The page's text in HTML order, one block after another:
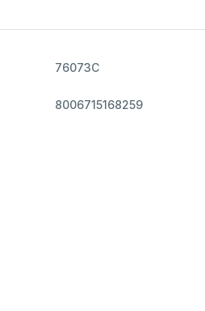
76073C
8006715168259